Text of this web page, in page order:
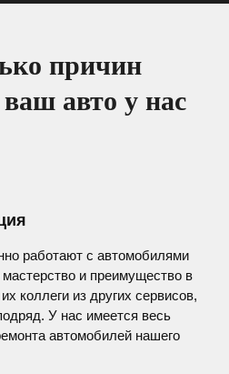
причин
авто у нас
работают с автомобилями
и преимущество в
коллеги из других сервисов,
У нас имеется весь
автомобилей нашего